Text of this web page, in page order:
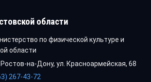
области
по физической культуре и
области
Ростов-на-Дону, ул. Красноармейская, 68
267-43-72